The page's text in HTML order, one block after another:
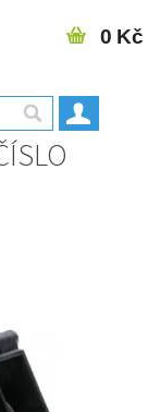
0 Kč